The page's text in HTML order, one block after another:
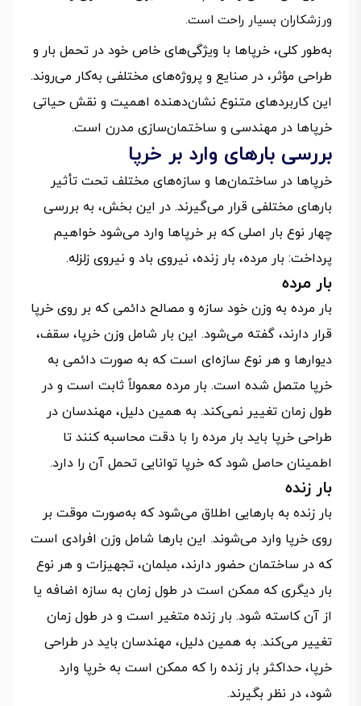
ورزشکاران بسیار راحت است.
به‌طور کلی، خرپاها با ویژگی‌های خاص خود در تحمل بار و
طراحی مؤثر، در صنایع و پروژه‌های مختلفی به‌کار می‌روند.
این کاربردهای متنوع نشان‌دهنده اهمیت و نقش حیاتی
خرپاها در مهندسی و ساختمان‌سازی مدرن است.
بررسی بارهای وارد بر خرپا
خرپاها در ساختمان‌ها و سازه‌های مختلف تحت تأثیر
بارهای مختلفی قرار می‌گیرند. در این بخش، به بررسی
چهار نوع بار اصلی که بر خرپاها وارد می‌شود خواهیم
پرداخت: بار مرده، بار زنده، نیروی باد و نیروی زلزله.
بار مرده
بار مرده به وزن خود سازه و مصالح دائمی که بر روی خرپا
قرار دارند، گفته می‌شود. این بار شامل وزن خرپا، سقف،
دیوارها و هر نوع سازه‌ای است که به صورت دائمی به
خرپا متصل شده است. بار مرده معمولاً ثابت است و در
طول زمان تغییر نمی‌کند. به همین دلیل، مهندسان در
طراحی خرپا باید بار مرده را با دقت محاسبه کنند تا
اطمینان حاصل شود که خرپا توانایی تحمل آن را دارد.
بار زنده
بار زنده به بارهایی اطلاق می‌شود که به‌صورت موقت بر
روی خرپا وارد می‌شوند. این بارها شامل وزن افرادی است
که در ساختمان حضور دارند، مبلمان، تجهیزات و هر نوع
بار دیگری که ممکن است در طول زمان به سازه اضافه یا
از آن کاسته شود. بار زنده متغیر است و در طول زمان
تغییر می‌کند. به همین دلیل، مهندسان باید در طراحی
خرپا، حداکثر بار زنده را که ممکن است به خرپا وارد
شود، در نظر بگیرند.